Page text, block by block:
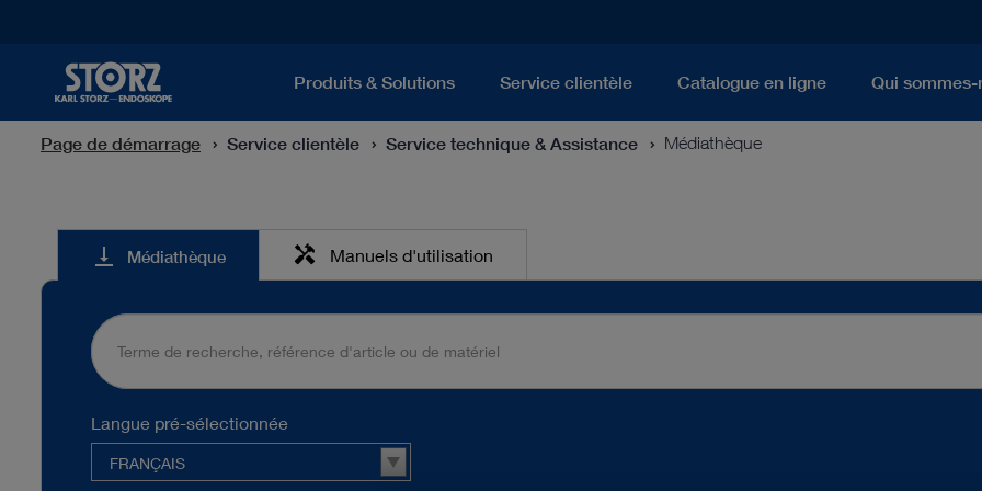
Produits & Solutions Service clientèle Catalogue en ligne Qui sommes-
Page de démarrage Service clientèle Service technique & Assistance Médiathèque
Médiathèque
vertical_align_bottom Médiathèque handyman Manuels d'utilisation
Langue pré-sélectionnée
FRANÇAIS